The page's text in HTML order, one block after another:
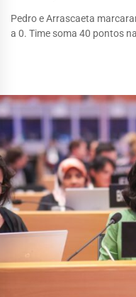
Pedro e Arrascaeta
a 0. Time soma 40 pontos